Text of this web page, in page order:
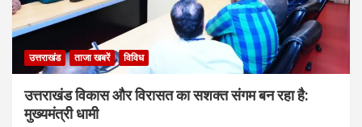
उत्तराखंड ताजा खबरें विविध
उत्तराखंड विकास और विरासत का सशक्त संगम बन रहा है:
मुख्यमंत्री धामी